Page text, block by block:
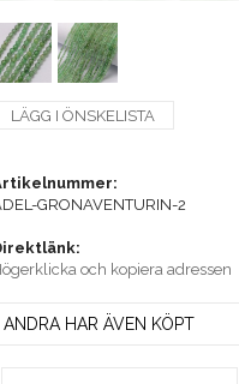
LÄGG I ÖNSKELISTA
GRONAVENTURIN-2
och kopiera adressen
ANDRA HAR ÄVEN KÖPT